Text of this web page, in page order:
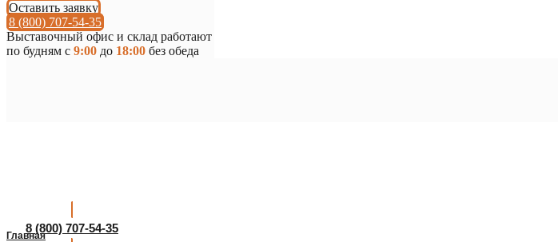
Оставить заявку
8 (800) 707-54-35
Выставочный офис и склад работают
по будням с 9:00 до 18:00 без обеда
8 (800) 707-54-35
Главная